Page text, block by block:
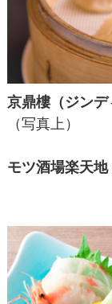
京鼎樓（ジンデ
（写真上）
モツ酒場楽天地